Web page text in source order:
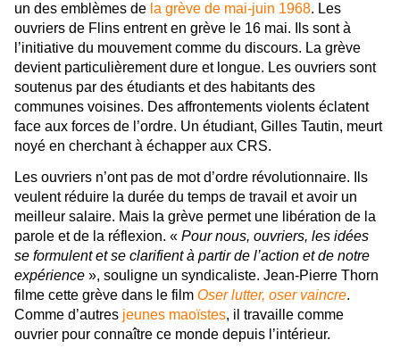
un des emblèmes de la grève de mai-juin 1968. Les
ouvriers de Flins entrent en grève le 16 mai. Ils sont à
l’initiative du mouvement comme du discours. La grève
devient particulièrement dure et longue. Les ouvriers sont
soutenus par des étudiants et des habitants des
communes voisines. Des affrontements violents éclatent
face aux forces de l’ordre. Un étudiant, Gilles Tautin, meurt
noyé en cherchant à échapper aux CRS.
Les ouvriers n’ont pas de mot d’ordre révolutionnaire. Ils
veulent réduire la durée du temps de travail et avoir un
meilleur salaire. Mais la grève permet une libération de la
parole et de la réflexion. « Pour nous, ouvriers, les idées
se formulent et se clarifient à partir de l’action et de notre
expérience », souligne un syndicaliste. Jean-Pierre Thorn
filme cette grève dans le film Oser lutter, oser vaincre.
Comme d’autres jeunes maoïstes, il travaille comme
ouvrier pour connaître ce monde depuis l’intérieur.